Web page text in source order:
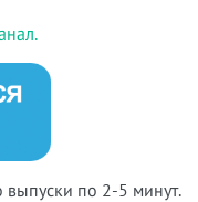
выпуски по 2-5 минут.